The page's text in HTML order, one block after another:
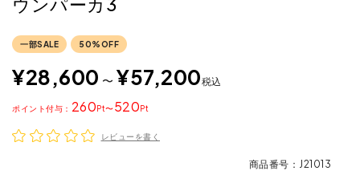
一部SALE 50%OFF
¥28,600 〜 ¥57,200税込
260 〜520
ポイント
レビューを書く
商品番号 J21013